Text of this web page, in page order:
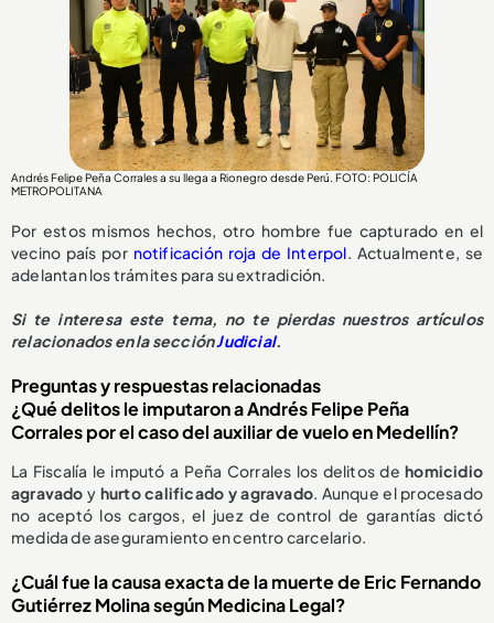
Andrés Felipe Peña Corrales a su llega a Rionegro desde Perú. FOTO: POLICÍA
METROPOLITANA
Por estos mismos hechos, otro hombre fue capturado en el
vecino país por notificación roja de Interpol. Actualmente, se
adelantan los trámites para su extradición.
Si te interesa este tema, no te pierdas nuestros artículos
relacionados en la secciónJudicial.
Preguntas y respuestas relacionadas
¿Qué delitos le imputaron a Andrés Felipe Peña
Corrales por el caso del auxiliar de vuelo en Medellín?
La Fiscalía le imputó a Peña Corrales los delitos dehomicidio
agravado y hurto calificado y agravado. Aunque el procesado
no aceptó los cargos, el juez de control de garantías dictó
medida de aseguramiento en centro carcelario.
¿Cuál fue la causa exacta de la muerte de Eric Fernando
Gutiérrez Molina según Medicina Legal?